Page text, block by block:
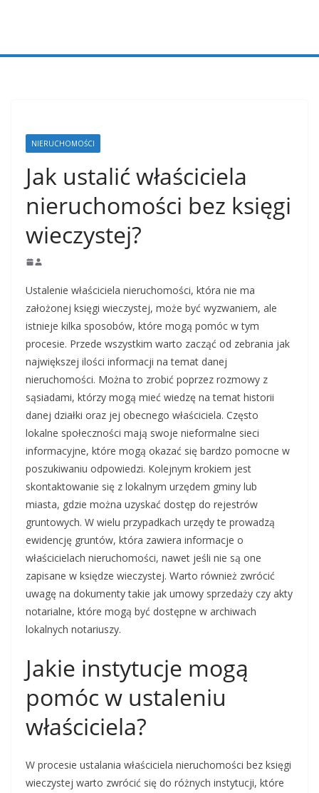
NIERUCHOMOŚCI
Jak ustalić właściciela
nieruchomości bez księgi
wieczystej?
Ustalenie właściciela nieruchomości, która nie ma
założonej księgi wieczystej, może być wyzwaniem, ale
istnieje kilka sposobów, które mogą pomóc w tym
procesie. Przede wszystkim warto zacząć od zebrania jak
największej ilości informacji na temat danej
nieruchomości. Można to zrobić poprzez rozmowy z
sąsiadami, którzy mogą mieć wiedzę na temat historii
danej działki oraz jej obecnego właściciela. Często
lokalne społeczności mają swoje nieformalne sieci
informacyjne, które mogą okazać się bardzo pomocne w
poszukiwaniu odpowiedzi. Kolejnym krokiem jest
skontaktowanie się z lokalnym urzędem gminy lub
miasta, gdzie można uzyskać dostęp do rejestrów
gruntowych. W wielu przypadkach urzędy te prowadzą
ewidencję gruntów, która zawiera informacje o
właścicielach nieruchomości, nawet jeśli nie są one
zapisane w księdze wieczystej. Warto również zwrócić
uwagę na dokumenty takie jak umowy sprzedaży czy akty
notarialne, które mogą być dostępne w archiwach
lokalnych notariuszy.
Jakie instytucje mogą
pomóc w ustaleniu
właściciela?
W procesie ustalania właściciela nieruchomości bez księgi
wieczystej warto zwrócić się do różnych instytucji, które